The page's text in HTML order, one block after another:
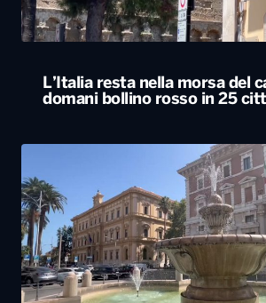
L’Italia resta nella morsa del
domani bollino rosso in 25